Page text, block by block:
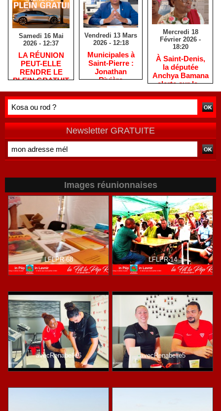
Samedi 16 Mai
2026 - 12:37
​LA RÉUNION
PEUT-ELLE
RENDRE LE
PLEIN GRATUIT
Vendredi 13 Mars
2026 - 12:18
​Municipales à
Saint-Pierre :
Jonathan
Rivière
habitants après
de terrain
Mercredi 18
Février 2026 -
18:20
​À Saint-Denis,
la députée
Anchya Bamana
alerte sur la «
double peine »
vécue par
Newsletter GRATUITE
Images réunionnaises
LFLPR-68 LFLPR-14
avecRenabelle6 avecRenabelle5